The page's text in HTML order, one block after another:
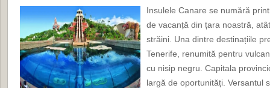
Insulele Canare se numără
de vacanță din țara noastră,
străini. Una dintre destinațiile
Tenerife, renumită pentru
cu nisip negru. Capitala
largă de oportunități. Versantul